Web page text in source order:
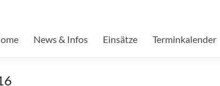
News & Infos Einsätze Terminkalender